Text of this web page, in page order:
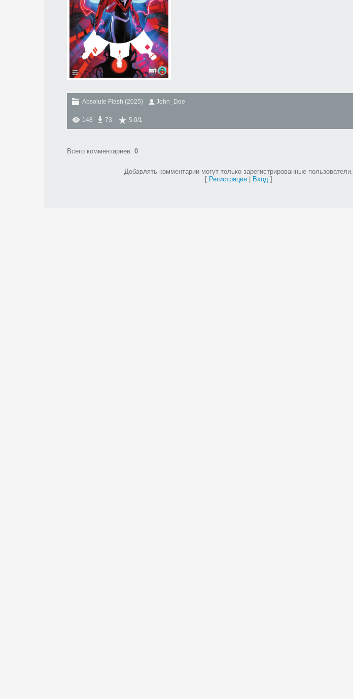
Absolute Flash (2025) John_Doe
148 73 5.0/1
Всего комментариев: 0
Добавлять комментарии могут только зарегистрированные пользователи.
[ Регистрация| Вход]